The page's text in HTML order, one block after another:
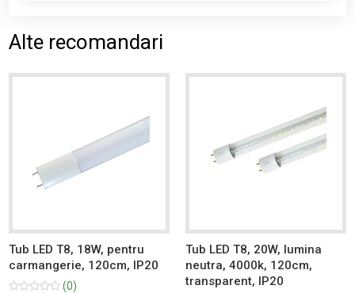
Alte recomandari
Tub LED T8, 18W, pentru
carmangerie, 120cm, IP20
(0)
Tub LED T8, 20W, lumina
neutra, 4000k, 120cm,
transparent, IP20